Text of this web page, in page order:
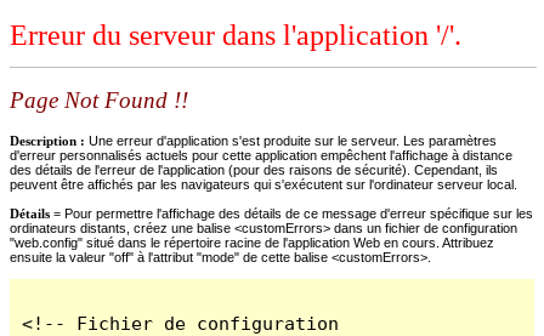
Erreur du serveur dans l'application '/'.
Page Not Found !!
Description : Une erreur d'application s'est produite sur le serveur. Les paramètres
d'erreur personnalisés actuels pour cette application empêchent l'affichage à distance
des détails de l'erreur de l'application (pour des raisons de sécurité). Cependant, ils
peuvent être affichés par les navigateurs qui s'exécutent sur l'ordinateur serveur local.
Détails = Pour permettre l'affichage des détails de ce message d'erreur spécifique sur les
ordinateurs distants, créez une balise <customErrors> dans un fichier de configuration
"web.config" situé dans le répertoire racine de l'application Web en cours. Attribuez
ensuite la valeur "off" à l'attribut "mode" de cette balise <customErrors>.
<!-- Fichier de configuration